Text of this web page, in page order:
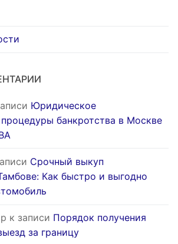
Юридическое
банкротства в Москве
Срочный выкуп
Как быстро и выгодно
к записи Порядок получения
за границу